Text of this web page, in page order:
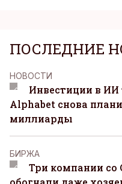
ПОСЛЕДНИЕ
НОВОСТИ
Инвестиции в ИИ
Alphabet снова
миллиарды
БИРЖА
Три компании со